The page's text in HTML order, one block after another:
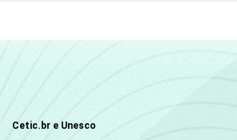
Cetic.br e Unesco